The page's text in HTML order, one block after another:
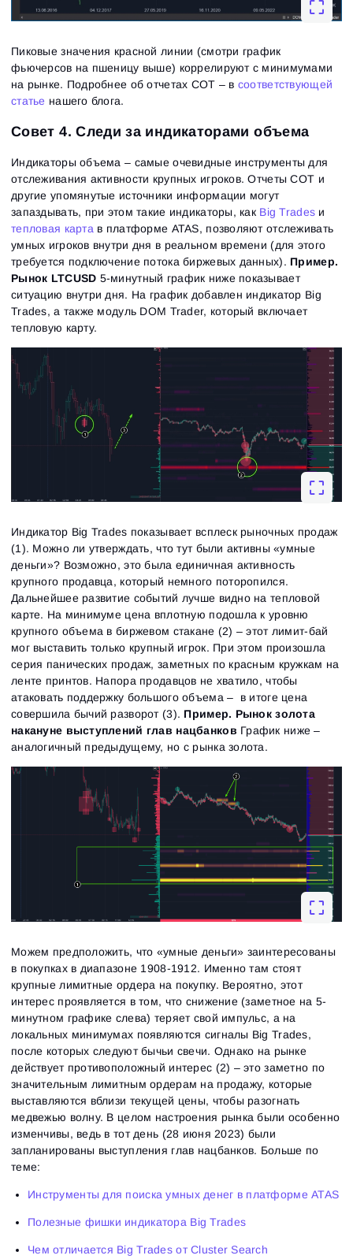
Пиковые значения красной линии (смотри график
фьючерсов на пшеницу выше) коррелируют с минимумами
на рынке. Подробнее об отчетах COT – в соответствующей
статье нашего блога.
Совет 4. Следи за индикаторами объема
Индикаторы объема – самые очевидные инструменты для
отслеживания активности крупных игроков. Отчеты СОТ и
другие упомянутые источники информации могут
запаздывать, при этом такие индикаторы, как Big Trades и
тепловая карта в платформе ATAS, позволяют отслеживать
умных игроков внутри дня в реальном времени (для этого
требуется подключение потока биржевых данных). Пример.
Рынок LTCUSD 5-минутный график ниже показывает
ситуацию внутри дня. На график добавлен индикатор Big
Trades, а также модуль DOM Trader, который включает
тепловую карту.
Индикатор Big Trades показывает всплеск рыночных продаж
(1). Можно ли утверждать, что тут были активны «умные
деньги»? Возможно, это была единичная активность
крупного продавца, который немного поторопился.
Дальнейшее развитие событий лучше видно на тепловой
карте. На минимуме цена вплотную подошла к уровню
крупного объема в биржевом стакане (2) – этот лимит-бай
мог выставить только крупный игрок. При этом произошла
серия панических продаж, заметных по красным кружкам на
ленте принтов. Напора продавцов не хватило, чтобы
атаковать поддержку большого объема – в итоге цена
совершила бычий разворот (3). Пример. Рынок золота
накануне выступлений глав нацбанков График ниже –
аналогичный предыдущему, но с рынка золота.
Можем предположить, что «умные деньги» заинтересованы
в покупках в диапазоне 1908-1912. Именно там стоят
крупные лимитные ордера на покупку. Вероятно, этот
интерес проявляется в том, что снижение (заметное на 5-
минутном графике слева) теряет свой импульс, а на
локальных минимумах появляются сигналы Big Trades,
после которых следуют бычьи свечи. Однако на рынке
действует противоположный интерес (2) – это заметно по
значительным лимитным ордерам на продажу, которые
выставляются вблизи текущей цены, чтобы разогнать
медвежью волну. В целом настроения рынка были особенно
изменчивы, ведь в тот день (28 июня 2023) были
запланированы выступления глав нацбанков. Больше по
теме:
Инструменты для поиска умных денег в платформе ATAS
Полезные фишки индикатора Big Trades
Чем отличается Big Trades от Cluster Search
Close Забыли пароль?
Войти
Нет учётной записи? Зарегистрироваться
Сбросить пароль
Зарегистрироваться
Уже есть учётная запись?Войти